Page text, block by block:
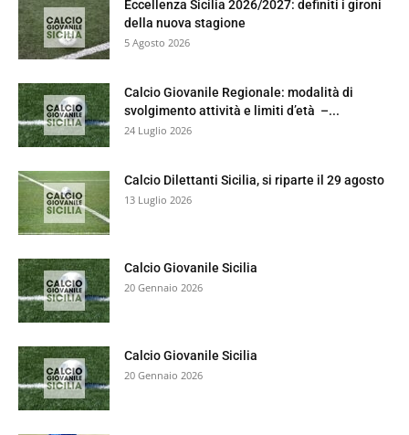
Eccellenza Sicilia 2026/2027: definiti i gironi
della nuova stagione
5 Agosto 2026
Calcio Giovanile Regionale: modalità di
svolgimento attività e limiti d’età –...
24 Luglio 2026
Calcio Dilettanti Sicilia, si riparte il 29 agosto
13 Luglio 2026
Calcio Giovanile Sicilia
20 Gennaio 2026
Calcio Giovanile Sicilia
20 Gennaio 2026